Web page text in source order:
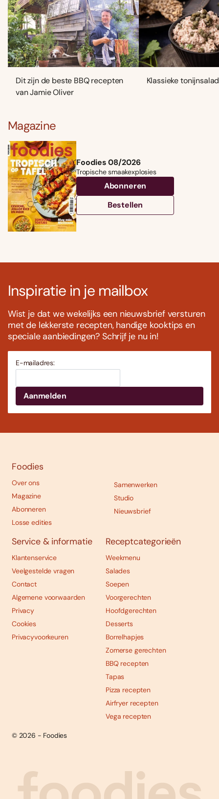
Abonneren
Dit zijn de beste BBQ recepten
van Jamie Oliver
Klassieke
Magazine
Foodies 08/2026
Tropische smaakexplosies
Abonneren
Bestellen
Inspiratie in je mailbox
Wist je dat we wekelijks een nieuwsbrief versturen
met de lekkerste recepten, handige kooktips en
speciale aanbiedingen? Schrijf je nu in!
E-mailadres:
Foodies
Over ons
Magazine
Abonneren
Losse edities
Samenwerken
Studio
Nieuwsbrief
Service & informatie
Klantenservice
Veelgestelde vragen
Contact
Algemene voorwaarden
Privacy
Cookies
Privacyvoorkeuren
Receptcategorieën
Weekmenu
Salades
Soepen
Voorgerechten
Hoofdgerechten
Desserts
Borrelhapjes
Zomerse gerechten
BBQ recepten
Tapas
Pizza recepten
Airfryer recepten
Vega recepten
© 2026 - Foodies